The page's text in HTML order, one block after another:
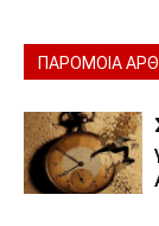
ΠΑΡΟΜΟΙΑ